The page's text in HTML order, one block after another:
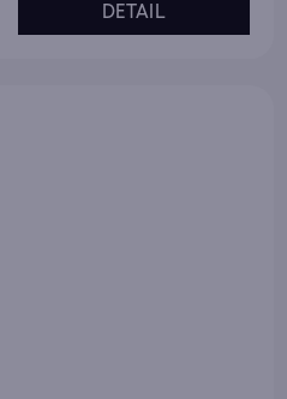
DETAIL